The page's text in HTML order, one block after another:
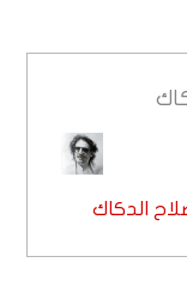
الدكاك